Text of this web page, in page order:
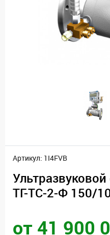
Артикул: 1I4FVB
ТГ-ТС-2-Ф 150/
от 41 900